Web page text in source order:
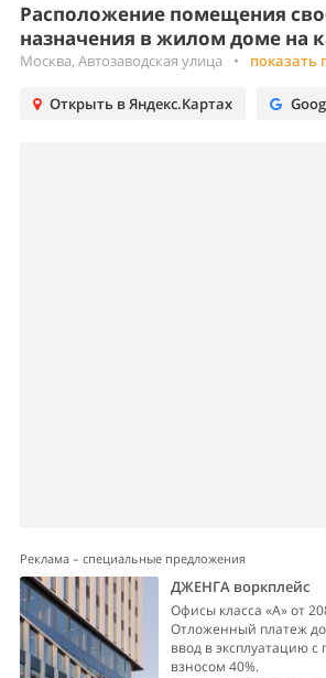
Расположение помещения
назначения в жилом доме на
Москва, Автозаводская улица • показать
Открыть в Яндекс.Картах
Реклама – специальные предложения
ДЖЕНГА воркплейс
Офисы класса «А» от
Отложенный платеж
ввод в эксплуатацию
взносом 40%.